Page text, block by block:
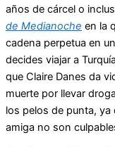
años de cárcel o
de Medianoche en la
cadena perpetua en
decides viajar a
que Claire Danes da
muerte por llevar
los pelos de punta, ya
amiga no son